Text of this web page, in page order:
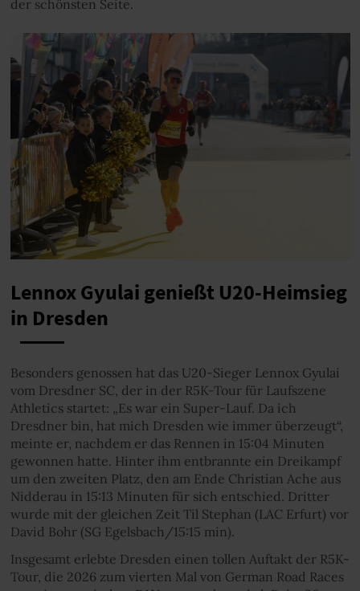
der schönsten Seite.
Lennox Gyulai genießt U20-Heimsieg
in Dresden
Besonders genossen hat das U20-Sieger Lennox Gyulai
vom Dresdner SC, der in der R5K-Tour für Laufszene
Athletics startet: „Es war ein Super-Lauf. Da ich
Dresdner bin, hat mich Dresden wie immer überzeugt“,
meinte er, nachdem er das Rennen in 15:04 Minuten
gewonnen hatte. Hinter ihm entbrannte ein Dreikampf
um den zweiten Platz, den am Ende Christian Ache aus
Nidderau in 15:13 Minuten für sich entschied. Dritter
wurde mit der gleichen Zeit Til Stephan (LAC Erfurt) vor
David Bohr (SG Egelsbach/15:15 min).
Insgesamt erlebte Dresden einen tollen Auftakt der R5K-
Tour, die 2026 zum vierten Mal von German Road Races